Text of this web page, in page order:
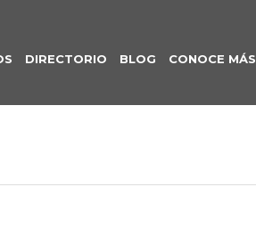
DIRECTORIO BLOG CONOCE MÁS